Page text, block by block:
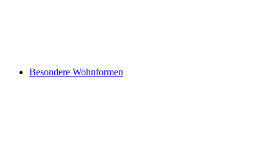
Besondere Wohnformen